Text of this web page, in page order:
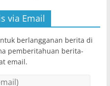
via Email
berlangganan berita di
pemberitahuan berita-
email.